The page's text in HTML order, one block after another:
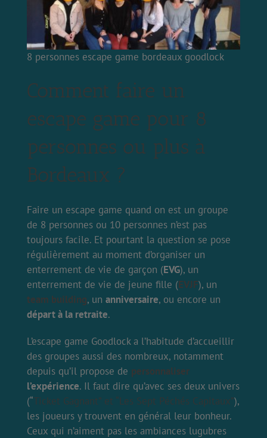
8 personnes escape game bordeaux goodlock
Comment faire un
escape game pour 8
personnes ou plus à
Bordeaux ?
Faire un escape game quand on est un groupe
de 8 personnes ou 10 personnes n’est pas
toujours facile. Et pourtant la question se pose
régulièrement au moment d’organiser un
enterrement de vie de garçon (EVG), un
enterrement de vie de jeune fille (EVJF), un
team building, un anniversaire, ou encore un
départ à la retraite.
L’escape game Goodlock a l’habitude d’accueillir
des groupes aussi des nombreux, notamment
depuis qu’il propose de personnaliser
l’expérience. Il faut dire qu’avec ses deux univers
(“Ticket Gagnant” et “Les Sept Péchés Capitaux”),
les joueurs y trouvent en général leur bonheur.
Ceux qui n’aiment pas les ambiances lugubres